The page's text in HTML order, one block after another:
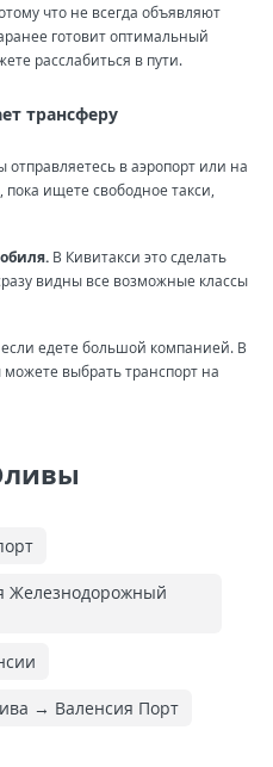
что не всегда объявляют
готовит оптимальный
расслабиться в пути.
трансферу
отправляетесь в аэропорт или на
ищете свободное такси,
В Кивитакси это сделать
видны все возможные классы
если едете большой компанией. В
выбрать транспорт на
Железнодорожный
→ Валенсия Порт